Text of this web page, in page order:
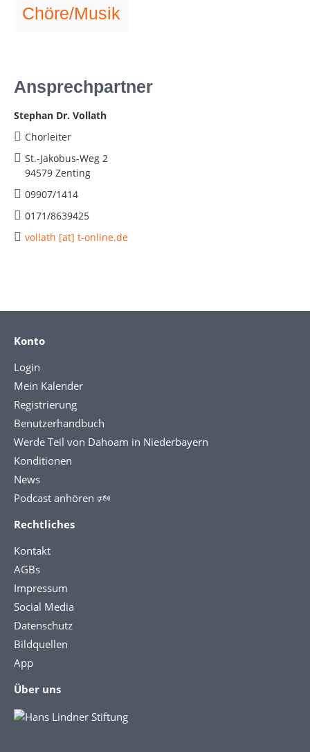
Chöre/Musik
Ansprechpartner
Stephan Dr. Vollath
Chorleiter
St.-Jakobus-Weg 2
94579 Zenting
09907/1414
0171/8639425
vollath [at] t-online.de
Konto
Login
Mein Kalender
Registrierung
Benutzerhandbuch
Werde Teil von Dahoam in Niederbayern
Konditionen
News
Podcast anhören 🕬
Rechtliches
Kontakt
AGBs
Impressum
Social Media
Datenschutz
Bildquellen
App
Über uns